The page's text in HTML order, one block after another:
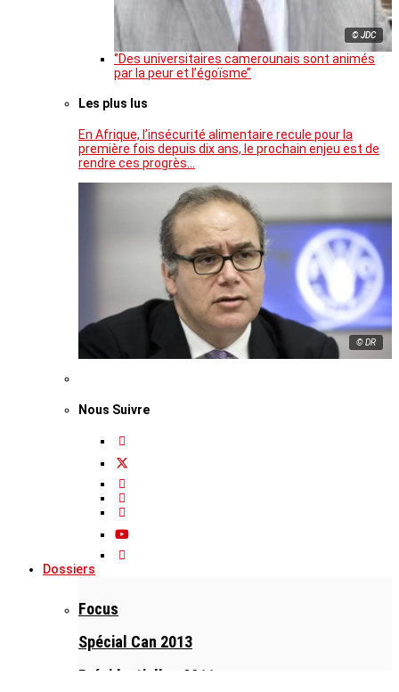
© JDC
‘’Des universitaires camerounais sont animés
par la peur et l’égoïsme’’
Les plus lus
En Afrique, l’insécurité alimentaire recule pour la
première fois depuis dix ans, le prochain enjeu est de
rendre ces progrès…
© DR
Nous Suivre
Dossiers
Focus
Spécial Can 2013
Présidentielles 2011